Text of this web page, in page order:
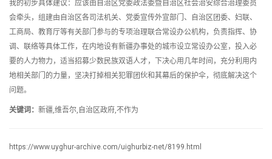
我的初步具体建议：应该由自治区党委政法委暨自治区社会治安综合治理委员
会牵头，组建由自治区各司法机关、党委宣传外宣部门、自治区团委、妇联、
工商局、教育厅等有关部门参与的专项治理联合常设办公机构，负责指挥、协
调、联络等具体工作，在内地设有新疆办事处的城市设立常设办公室，投入必
要的人力物力，适当招募少数民族双语人才，下决心用几年时间，充分利用内
地相关部门的力量，坚决打掉相关犯罪团伙和其幕后的保护伞，彻底解决这个
问题。
关键词： 新疆,维吾尔,自治区政府,不作为
https://www.uyghur-archive.com/uighurbiz-net/8199.html